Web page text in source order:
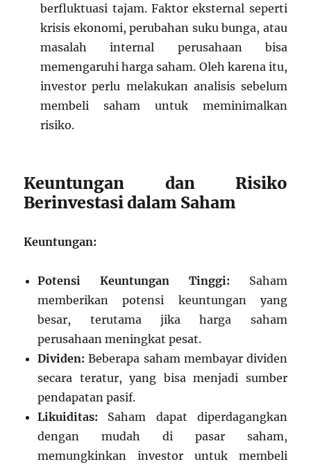
berfluktuasi tajam. Faktor eksternal seperti
krisis ekonomi, perubahan suku bunga, atau
masalah internal perusahaan bisa
memengaruhi harga saham. Oleh karena itu,
investor perlu melakukan analisis sebelum
membeli saham untuk meminimalkan
risiko.
Keuntungan dan Risiko
Berinvestasi dalam Saham
Keuntungan:
Potensi Keuntungan Tinggi: Saham
memberikan potensi keuntungan yang
besar, terutama jika harga saham
perusahaan meningkat pesat.
Dividen: Beberapa saham membayar dividen
secara teratur, yang bisa menjadi sumber
pendapatan pasif.
Likuiditas: Saham dapat diperdagangkan
dengan mudah di pasar saham,
memungkinkan investor untuk membeli